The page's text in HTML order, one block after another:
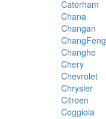
Caterham
Chana
Changan
ChangFeng
Changhe
Chery
Chevrolet
Chrysler
Citroen
Coggiola